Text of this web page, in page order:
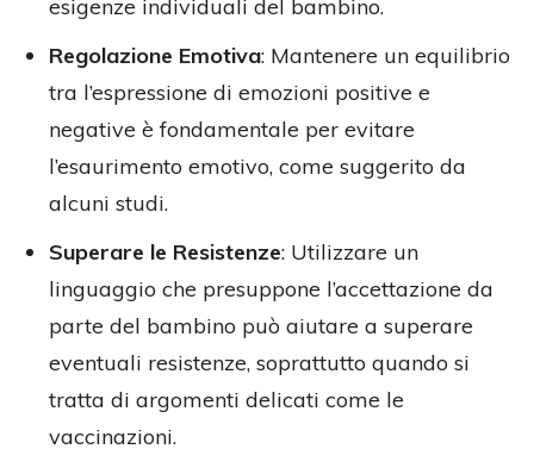
esigenze individuali del bambino.
Regolazione Emotiva: Mantenere un equilibrio
tra l’espressione di emozioni positive e
negative è fondamentale per evitare
l’esaurimento emotivo, come suggerito da
alcuni studi.
Superare le Resistenze: Utilizzare un
linguaggio che presuppone l’accettazione da
parte del bambino può aiutare a superare
eventuali resistenze, soprattutto quando si
tratta di argomenti delicati come le
vaccinazioni.